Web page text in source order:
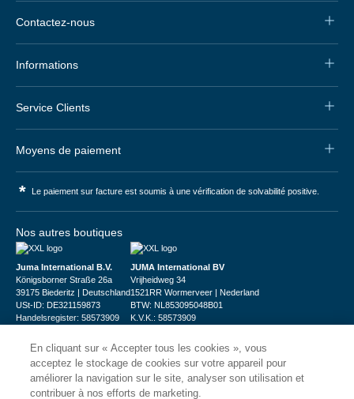
Contactez-nous
Informations
Service Clients
Moyens de paiement
* Le paiement sur facture est soumis à une vérification de solvabilité positive.
Nos autres boutiques
Juma International B.V.
Königsborner Straße 26a
39175 Biederitz | Deutschland
USt-ID: DE321159873
Handelsregister: 58573909
JUMA International BV
Vrijheidweg 34
1521RR Wormerveer | Nederland
BTW: NL853095048B01
K.V.K.: 58573909
En cliquant sur « Accepter tous les cookies », vous
acceptez le stockage de cookies sur votre appareil pour
améliorer la navigation sur le site, analyser son utilisation et
contribuer à nos efforts de marketing.